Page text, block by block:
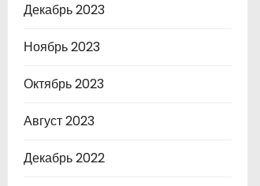
Декабрь 2023
Ноябрь 2023
Октябрь 2023
Август 2023
Декабрь 2022